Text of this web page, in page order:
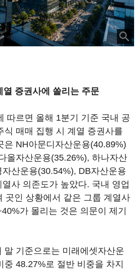
증권사에 쏠리는 주문
따르면 올해 1분기 기준 국내 공
식 매매 집행 시 계열 증권사를
은 NH아문디자산운용(40.89%)
올자산운용(35.26%), 하나자산
산운용(30.54%), DB자산운용
사 의존도가 높았다. 국내 영업
곳인 상황에서 같은 그룹 계열사
가 몰리는 것은 의문이 제기
말 기준으로는 미래에셋자산운
중 48.27%로 절반 비중을 차지